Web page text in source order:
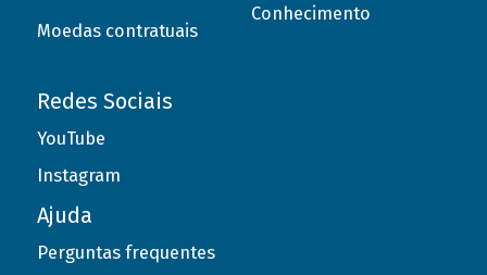
Moedas contratuais
Conhecimento
Redes Sociais
YouTube
Instagram
Ajuda
Perguntas frequentes